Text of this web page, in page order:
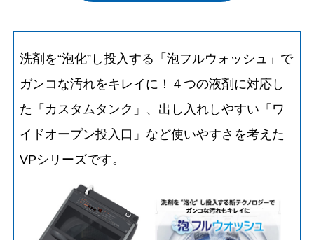
洗剤を“泡化”し投入する「泡フルウォッシュ」で
ガンコな汚れをキレイに！４つの液剤に対応し
た「カスタムタンク」、出し入れしやすい「ワ
イドオープン投入口」など使いやすさを考えた
VPシリーズです。